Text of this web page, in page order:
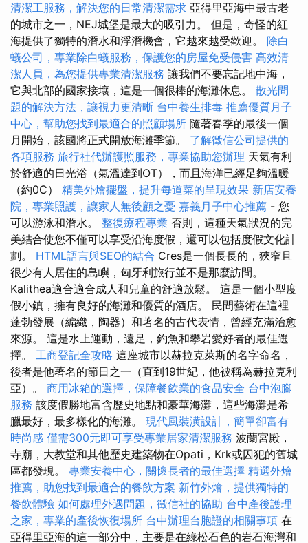
清潔工服務，解決您的日常清潔需求 亞得里亞海中最古老
的城市之一，NEJ城堡是最大的吸引力。 但是，奇怪的紅
海提供了獨特的潛水和浮潛機會，它越來越受歡迎。 除白
蟻公司，專業除白蟻服務，保護您的房屋免受侵害 高效清
潔人員，為您提供專業清潔服務 讓我們不要忘記地中海，
它與北部的國家接壤，這是一個很棒的海灘休息。 散光問
題的解決方法，讓視力更清晰 台中養生排毒 推薦優質月子
中心，幫助您找到最適合的照顧場所 隨著春季的最後一個
月開始，該國將正式開放海灘季節。 了解徵信公司提供的
各項服務 旅行社代辦護照服務，專業協助您辦理 天氣有利
於舒適的日光浴（氣溫達到OT），而且海洋已經足夠溫暖
（約0C） 精美外燴擺盤，提升每道菜的呈現效果 新店安養
院，專業照護，讓家人無後顧之憂 嘉義月子中心推薦 - 您
可以游泳和潛水。 整復療程專業 否則，這種天氣狀況的完
美結合使您不僅可以享受沿海度假，還可以包括度假文化計
劃。 HTML語言與SEO的結合 Cres是一個長長的，狹窄且
很少有人居住的島嶼，匈牙利旅行並不是那麼訪問。
Kalithea適合適合成人和兒童的舒適放鬆。 這是一個小型度
假小鎮，擁有良好的海灘和優質的酒店。 民間藝術在這裡
蓬勃發展（編織，陶器）和著名的古代表情，曾經充滿治愈
來源。 這是水上運動，遠足，釣魚和攀岩愛好者的最佳選
擇。 工商登記全攻略 這座城市以赫拉克萊斯的名字命名，
後者是他著名的節日之一（直到19世紀，他被稱為赫拉克利
亞）。 商用冰箱的選擇，保障餐飲業的食品安全 台中泡腳
服務 該度假勝地富含歷史地點和豪華海灘，這些海灘是希
臘最好，最多樣化的海灘。 現代風裝潢設計，簡單卻富有
時尚感 僅需300元即可享受專業居家清潔服務 波蘭宮殿，
寺廟，大教堂和其他歷史建築物在Opati，Krk或囚犯的舊城
區都發現。 專業安養中心，關懷長者的最佳選擇 精選外燴
推薦，助您找到最適合的餐飲方案 新竹外燴，提供獨特的
餐飲體驗 如何處理外遇問題，徵信社的協助 台中產後護理
之家，專業的產後恢復場所 台中辦理台胞證的相關事項 在
亞得里亞海的這一部分中，主要是在綠松石色的岩石海灣和